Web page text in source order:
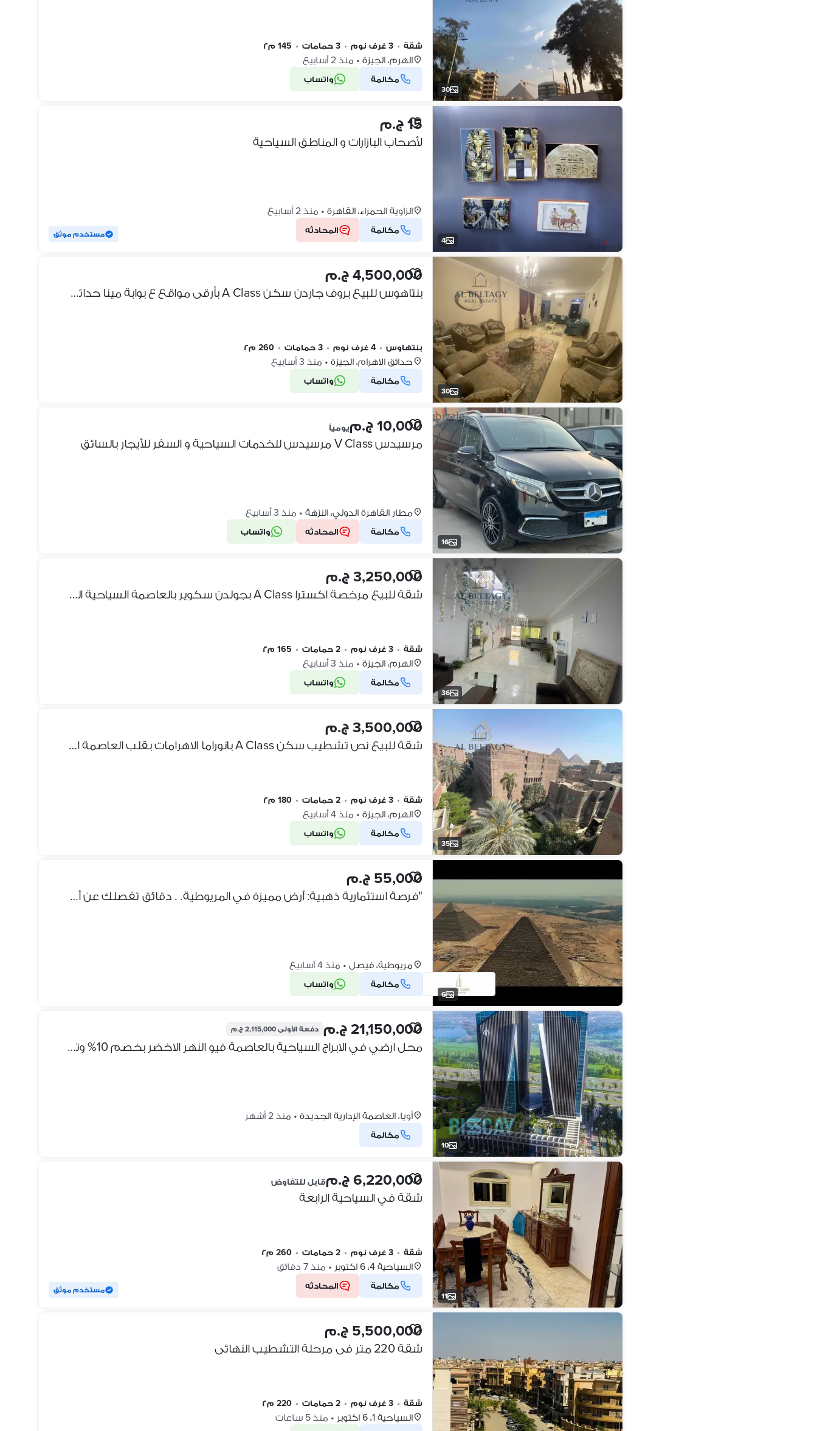
30
شقة • 3 غرف نوم • 3 حمامات • 145 م٢
الهرم، الجيزة • منذ 2 أسابيع
مكالمة واتساب
4
15 ج.م
لأصحاب البازارات و المناطق السياحية
الزاوية الحمراء، القاهرة • منذ 2 أسابيع
مكالمة المحادثه مستخدم موثق
30
4,500,000 ج.م
بنتاهوس للبيع بروف جاردن سكن A Class بأرقى مواقع ع بوابة مينا حدائق الاهرام بقلب العاصمة السياحية الترفيهية
بنتهاوس • 4 غرف نوم • 3 حمامات • 260 م٢
حدائق الاهرام، الجيزة • منذ 3 أسابيع
مكالمة واتساب
16
10,000 ج.م يومياً
مرسيدس V Class مرسيدس للخدمات السياحية و السفر للأيجار بالسائق
مطار القاهرة الدولي، النزهة • منذ 3 أسابيع
مكالمة المحادثه واتساب
36
3,250,000 ج.م
شقة للبيع مرخصة اكسترا A Class بجولدن سكوير بالعاصمة السياحية العالمية ع ش الهرم مشعل
شقة • 3 غرف نوم • 2 حمامات • 165 م٢
الهرم، الجيزة • منذ 3 أسابيع
مكالمة واتساب
35
3,500,000 ج.م
شقة للبيع نص تشطيب سكن A Class بانوراما الاهرامات بقلب العاصمة السياحية بالتورينج اخر الهرم
شقة • 3 غرف نوم • 2 حمامات • 180 م٢
الهرم، الجيزة • منذ 4 أسابيع
مكالمة واتساب
6
55,000 ج.م
"فرصة استثمارية ذهبية: أرض مميزة في المريوطية. . دقائق تفصلك عن أهم المعالم السياحية. "
مريوطية، فيصل • منذ 4 أسابيع
مكالمة واتساب
10
21,150,000 ج.م دفعة الأولى2,115,000 ج.م
محل ارضي في الابراج السياحية بالعاصمة فيو النهر الاخضر بخصم 10% وتقسيط علي 12 سنة
أويا، العاصمة الإدارية الجديدة • منذ 2 أشهر
مكالمة
11
6,220,000 ج.م قابل للتفاوض
شقة في السياحية الرابعة
شقة • 3 غرف نوم • 2 حمامات • 260 م٢
السياحية 4، 6 اكتوبر • منذ 7 دقائق
مكالمة المحادثه مستخدم موثق
5,500,000 ج.م
شقة 220 متر فى مرحلة التشطيب النهائى
شقة • 3 غرف نوم • 2 حمامات • 220 م٢
السياحية 1، 6 اكتوبر • منذ 5 ساعات